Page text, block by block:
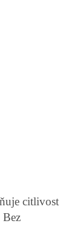
citlivost
Bez